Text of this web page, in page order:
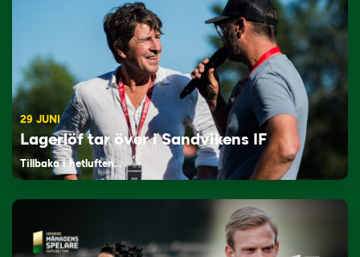
29 JUNI
Lagerlöf tar över i Sandvikens IF
Tillbaka i hetluften…